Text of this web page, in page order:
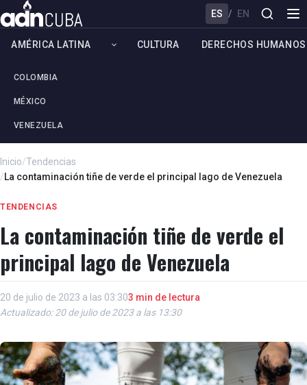
ES / EN
AMÉRICA LATINA
COLOMBIA
MÉXICO
VENEZUELA
CULTURA DERECHOS HUMANOS
Inicio/Tendencias
/La contaminación tiñe de verde el principal lago de Venezuela
TENDENCIAS
La contaminación tiñe de verde el
principal lago de Venezuela
20 de julio de 2023 a las 03:303 min de lectura
Actualizado: 20 de julio de 2023 a las 13:30